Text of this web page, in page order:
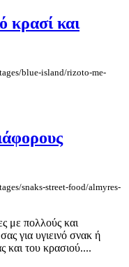
κρασί και
blue-island/rizoto-me-
snaks-street-food/almyres-
με πολλούς και
για υγιεινό σνακ ή
και του κρασιού....